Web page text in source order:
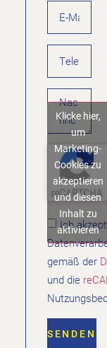
Klicke hier,
um
Marketing-
Cookies zu
akzeptieren
und diesen
Inhalt zu
aktivieren
Ich
gemäß der
und die
SENDEN